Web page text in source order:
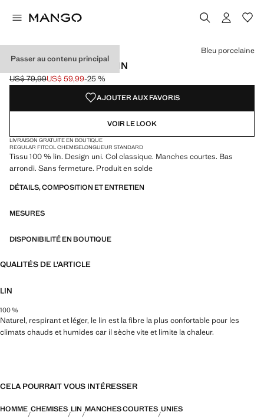
Passer au contenu principal
CHEMISE POLO 100 % LIN
Prix initial barré [US$ 79,99 ]
US$ 79,99
Prix actuel [US$ 59,99 ]
US$ 59,99-25 %
Choisissez une couleur
Couleur Blanc
Couleur Bleu porcelaine sélectionnée
Bleu porcelaine
AJOUTER AUX FAVORIS
VOIR LE LOOK
LIVRAISON GRATUITE EN BOUTIQUE
REGULAR FITCOL CHEMISELONGUEUR STANDARD
Tissu 100 % lin. Design uni. Col classique. Manches courtes. Bas
arrondi. Sans fermeture. Produit en solde
DÉTAILS, COMPOSITION ET ENTRETIEN
MESURES
DISPONIBILITÉ EN BOUTIQUE
QUALITÉS DE L'ARTICLE
LIN
100 %
Naturel, respirant et léger, le lin est la fibre la plus confortable pour les
climats chauds et humides car il sèche vite et limite la chaleur.
CELA POURRAIT VOUS INTÉRESSER
HOMME CHEMISES LIN MANCHES COURTES UNIES